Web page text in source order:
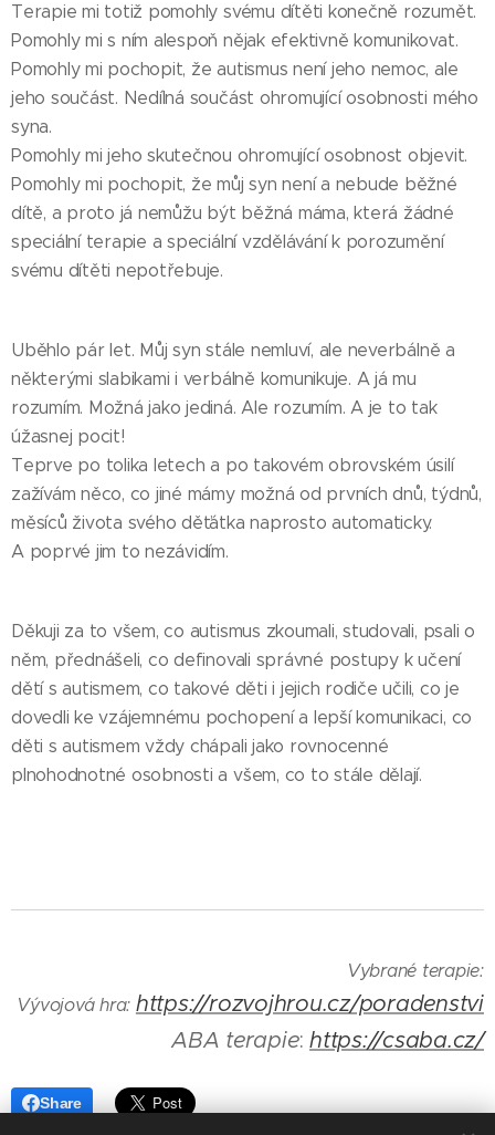
Terapie mi totiž pomohly svému dítěti konečně rozumět.
Pomohly mi s ním alespoň nějak efektivně komunikovat.
Pomohly mi pochopit, že autismus není jeho nemoc, ale
jeho součást. Nedílná součást ohromující osobnosti mého
syna.
Pomohly mi jeho skutečnou ohromující osobnost objevit.
Pomohly mi pochopit, že můj syn není a nebude běžné
dítě, a proto já nemůžu být běžná máma, která žádné
speciální terapie a speciální vzdělávání k porozumění
svému dítěti nepotřebuje.
Uběhlo pár let. Můj syn stále nemluví, ale neverbálně a
některými slabikami i verbálně komunikuje. A já mu
rozumím. Možná jako jediná. Ale rozumím. A je to tak
úžasnej pocit!
Teprve po tolika letech a po takovém obrovském úsilí
zažívám něco, co jiné mámy možná od prvních dnů, týdnů,
měsíců života svého děťátka naprosto automaticky.
A poprvé jim to nezávidím.
Děkuji za to všem, co autismus zkoumali, studovali, psali o
něm, přednášeli, co definovali správné postupy k učení
dětí s autismem, co takové děti i jejich rodiče učili, co je
dovedli ke vzájemnému pochopení a lepší komunikaci, co
děti s autismem vždy chápali jako rovnocenné
plnohodnotné osobnosti a všem, co to stále dělají.
Vybrané terapie:
Vývojová hra: https://rozvojhrou.cz/poradenstvi
ABA terapie:https://csaba.cz/
Share